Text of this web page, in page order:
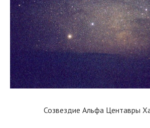
Созвездие Альфа Центавры